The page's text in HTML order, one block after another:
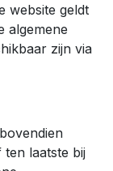
website geldt
algemene
zijn via
ten laatste bij